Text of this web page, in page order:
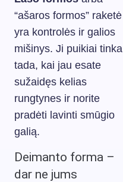
“ašaros formos” raketė
yra kontrolės ir galios
mišinys. Ji puikiai tinka
tada, kai jau esate
sužaidęs kelias
rungtynes ir norite
pradėti lavinti smūgio
galią.
Deimanto forma –
dar ne jums